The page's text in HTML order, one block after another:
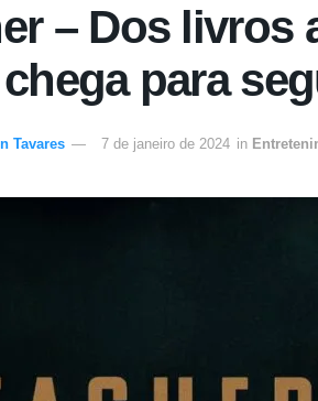
– Dos livros
para
Tavares 7 de janeiro de 2024 in